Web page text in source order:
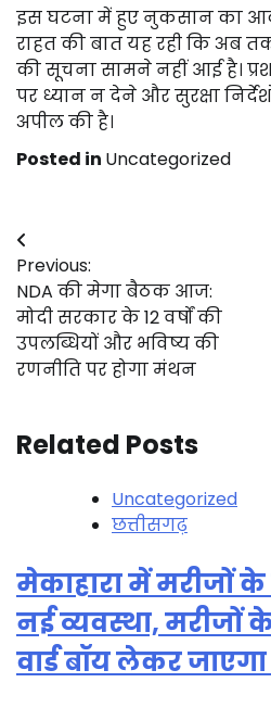
इस घटना में हुए नुकसान का
राहत की बात यह रही कि अब
की सूचना सामने नहीं आई है।
पर ध्यान न देने और सुरक्षा
अपील की है।
Posted in Uncategorized
Post
navigation
Previous:
NDA की मेगा बैठक आज:
मोदी सरकार के 12 वर्षों की
उपलब्धियों और भविष्य की
रणनीति पर होगा मंथन
Related Posts
Uncategorized
छत्तीसगढ़
मेकाहारा में मरीजों
नई व्यवस्था, मरीजों
वार्ड बॉय लेकर